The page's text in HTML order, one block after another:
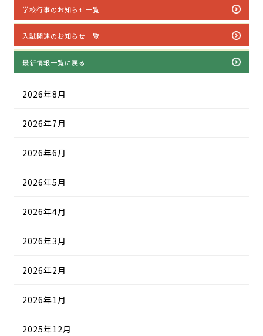
学校行事のお知らせ一覧
入試関連のお知らせ一覧
最新情報一覧に戻る
2026年8月
2026年7月
2026年6月
2026年5月
2026年4月
2026年3月
2026年2月
2026年1月
2025年12月